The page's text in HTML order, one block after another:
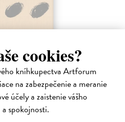
cookies?
kníhkupectva Artforum
na zabezpečenie a meranie
účely a zaistenie vášho
spokojnosti.
čtyř románů Milana Kundery
v českém překladu Anny
románů v českém jazyce se